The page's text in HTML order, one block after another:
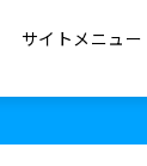
サイトメニュー